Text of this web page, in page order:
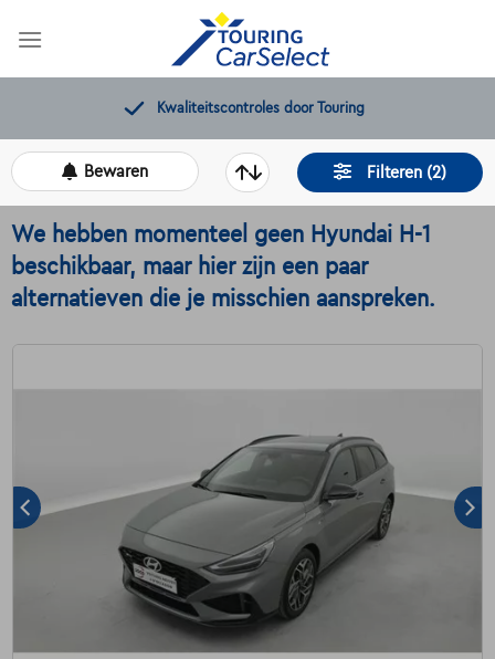
Gratis 12 maanden pechverhelping
Filteren (2)
Bewaren
We hebben momenteel geen Hyundai H-1
beschikbaar, maar hier zijn een paar
alternatieven die je misschien aanspreken.